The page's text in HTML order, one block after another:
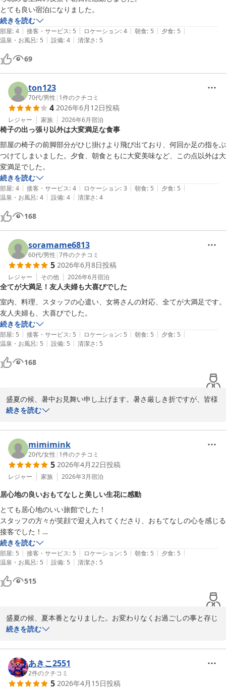
続きを読む
部屋: 4 | 接客・サービス: 5 | ロケーション: 4 | 朝食: 5 | 夕食: 5 |
温泉・お風呂: 5 | 設備: 4 | 清潔さ: 5
69
ton123
70代/男性 | 1件のクチコミ
4 2026年6月12日投稿
レジャー 家族 2026年6月宿泊
椅子の出っ張り以外は大変満足な食事
部屋の椅子の前脚部分がひじ掛けより飛び出ており、何回か足の指をぶ
つけてしまいました。夕食、朝食ともに大変美味など、この点以外は大
変満足でした。
続きを読む
部屋: 4 | 接客・サービス: 4 | ロケーション: 3 | 朝食: 5 | 夕食: 5 |
温泉・お風呂: 4 | 設備: 4 | 清潔さ: 4
168
soramame6813
60代/男性 |7件のクチコミ
5 2026年6月8日投稿
レジャー その他 2026年6月宿泊
全てが大満足！友人夫婦も大喜びでした
室内、料理、スタッフの心遣い、女将さんの対応、全てが大満足です。
友人夫婦も、大喜びでした。
続きを読む
部屋: 5 | 接客・サービス: 5 | ロケーション: 5 | 朝食: 5 | 夕食: 5 |
温泉・お風呂: 5 | 設備: 5 | 清潔さ: 5
168
盛夏の候、暑中お見舞い申し上げます。暑さ厳しき折ですが、皆様
お変わりなくお過ごしの事と存じます。
申し上げます。また大変嬉しいお言葉を頂戴しスタッフ一同嬉しく
拝読させて頂きました。この様な温かいお言葉を頂戴致しますと私
共の明日への励みとなります。重ねて御礼申し上げます。
この度はとっても明るいご友人ご夫妻様とのご旅行に当館にご縁を
いただきました事を心より感謝申し上げます。私もとっても楽しい
用紙にもスタッフ皆んなが感動するようなお言葉を頂戴し、私も感
動して思わず涙が出てしまいました。担当した中居さんのスタッフ
も、お客様のアンケート用紙を拝見し、当館でお仕事をさせていた
だくことができて本当に良かったと感動の言葉を頂きました。私達
は日頃から多くのお客様の「ありがとう」の笑顔で、元気を頂きま
す。私もこの仕事に携わることができて良かったと思える瞬間でえ
ございます。これからも人でしかなしえない心のこもったおもてな
しを精進して参りたいと思っております。
また、皆様の笑顔にお会いしたく存じます。またのご来館スタッフ
一同「お帰りなさい」という気持ちで心よりお待ちしております。
酷暑のみぎり、何卒ご自愛くださいますようお祈り申し上げます。
中松屋旅館
別所温泉 旅館 中松屋
2026-08-08
続きを読む
mimimink
20代/女性 | 1件のクチコミ
5 2026年4月22日投稿
レジャー 家族 2026年3月宿泊
居心地の良いおもてなしと美しい生花に感動
とても居心地のいい旅館でした！
スタッフの方々が笑顔で迎え入れてくださり、おもてなしの心を感じる
接客でした！
館内やお部屋もとても綺麗で、廊下や浴場などに生花が飾られており細
部にも心遣いを感じました。
お風呂もお食事も大満足で、母親へのプレゼント旅行でしたが記念に残
る旅になりました！
続きを読む
部屋: 5 | 接客・サービス: 5 | ロケーション: 5 | 朝食: 5 | 夕食: 5 |
温泉・お風呂: 5 | 設備: 5 | 清潔さ: 5
515
盛夏の候、夏本番となりました。お変わりなくお過ごしの事と存じ
ます。先日は数ある旅館の中から貴重なお休みに日に当館を選んで
大変嬉しいお言葉を頂戴しスタッフ一同嬉しく拝読させて頂きまし
た。このような心温まるお言葉を頂戴致しますと私共も明日への励
みとなります。重ねて御礼申し上げます。
この度は、お母様の退職祝いにとお嬢様のプレゼント旅行で当館に
続きを読む
あきこ2551
2件のクチコミ
5 2026年4月15日投稿